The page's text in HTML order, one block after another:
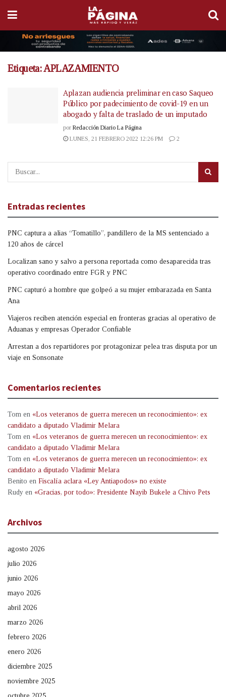
Etiqueta:APLAZAMIENTO
Aplazan audiencia preliminar en caso Saqueo
Público por padecimiento de covid-19 en un
abogado y falta de traslado de un imputado
por Redacción Diario La Página
LUNES, 21 FEBRERO 2022 12:26 PM
2
Entradas recientes
PNC captura a alias “Tomatillo”, pandillero de la MS sentenciado a
120 años de cárcel
Localizan sano y salvo a persona reportada como desaparecida tras
operativo coordinado entre FGR y PNC
PNC capturó a hombre que golpeó a su mujer embarazada en Santa
Ana
Viajeros reciben atención especial en fronteras gracias al operativo de
Aduanas y empresas Operador Confiable
Arrestan a dos repartidores por protagonizar pelea tras disputa por un
viaje en Sonsonate
Comentarios recientes
Tom en «Los veteranos de guerra merecen un reconocimiento»: ex
candidato a diputado Vladimir Melara
Tom en «Los veteranos de guerra merecen un reconocimiento»: ex
candidato a diputado Vladimir Melara
Tom en «Los veteranos de guerra merecen un reconocimiento»: ex
candidato a diputado Vladimir Melara
Benito en Fiscalía aclara «Ley Antiapodos» no existe
Rudy en «Gracias, por todo»: Presidente Nayib Bukele a Chivo Pets
Archivos
agosto 2026
julio 2026
junio 2026
mayo 2026
abril 2026
marzo 2026
febrero 2026
enero 2026
diciembre 2025
noviembre 2025